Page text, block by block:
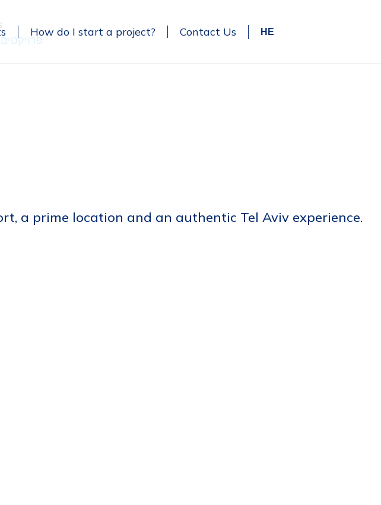
How do I start a project? Contact Us HE
a prime location and an authentic Tel Aviv experience.